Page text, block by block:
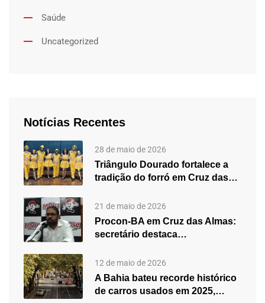
Saúde
Uncategorized
Notícias Recentes
28 de maio de 2026
Triângulo Dourado fortalece a
tradição do forró em Cruz das…
21 de maio de 2026
Procon-BA em Cruz das Almas:
secretário destaca
12 de maio de 2026
A Bahia bateu recorde histórico
de carros usados em 2025,…